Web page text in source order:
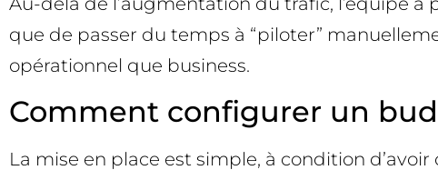
que de passer du temps à “piloter”
opérationnel que business.
Comment configurer un
La mise en place est simple, à condition